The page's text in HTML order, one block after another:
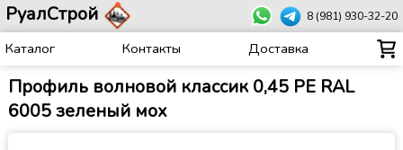
РуалСтрой 8 (981) 930-32-20
Каталог Контакты Доставка
Профиль волновой классик 0,45 PE RAL
6005 зеленый мох